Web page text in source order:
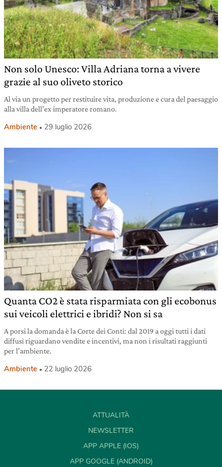
Non solo Unesco: Villa Adriana torna a vivere
grazie al suo oliveto storico
Al via un progetto per restituire vita, produzione e cura del paesaggio
alla villa dell’ex imperatore romano.
Ambiente 29 luglio 2026
Quanta CO2 è stata risparmiata con gli ecobonus
sui veicoli elettrici e ibridi? Non si sa
A porsi la domanda è la Corte dei Conti: dal 2019 a oggi tutti i dati
diffusi riguardano vendite e incentivi, ma non i risultati raggiunti
per l’ambiente.
Ambiente 22 luglio 2026
ATTUALITÀ
NEWSLETTER
APP APPLE (IOS)
APP GOOGLE (ANDROID)